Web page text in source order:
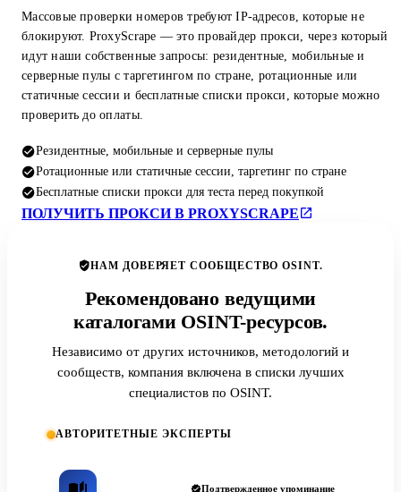
Массовые проверки номеров требуют IP-адресов, которые не
блокируют. ProxyScrape — это провайдер прокси, через который
идут наши собственные запросы: резидентные, мобильные и
серверные пулы с таргетингом по стране, ротационные или
статичные сессии и бесплатные списки прокси, которые можно
проверить до оплаты.
Резидентные, мобильные и серверные пулы
Ротационные или статичные сессии, таргетинг по стране
Бесплатные списки прокси для теста перед покупкой
ПОЛУЧИТЬ ПРОКСИ В PROXYSCRAPE
НАМ ДОВЕРЯЕТ СООБЩЕСТВО OSINT.
Рекомендовано ведущими
каталогами OSINT-ресурсов.
Независимо от других источников, методологий и
сообществ, компания включена в списки лучших
специалистов по OSINT.
АВТОРИТЕТНЫЕ ЭКСПЕРТЫ
Подтвержденное упоминание